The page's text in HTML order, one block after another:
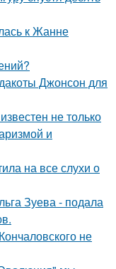
к Жанне
Джонсон для
не только
и
на все слухи о
Зуева - подала
не